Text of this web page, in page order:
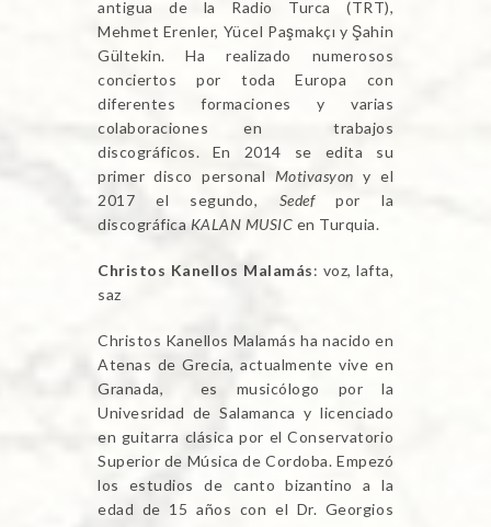
antigua de la Radio Turca (TRT),
Mehmet Erenler, Yücel Paşmakçı y Şahin
Gültekin. Ha realizado numerosos
conciertos por toda Europa con
diferentes formaciones y varias
colaboraciones en trabajos
discográficos. En 2014 se edita su
primer disco personal Motivasyony el
2017 el segundo, Sedefpor la
discográfica KALAN MUSIC en Turquia.
Christos Kanellos Malamás: voz, lafta,
saz
Christos Kanellos Malamás ha nacido en
Atenas de Grecia, actualmente vive en
Granada, es musicólogo por la
Univesridad de Salamanca y licenciado
en guitarra clásica por el Conservatorio
Superior de Música de Cordoba. Empezó
los estudios de canto bizantino a la
edad de 15 años con el Dr. Georgios